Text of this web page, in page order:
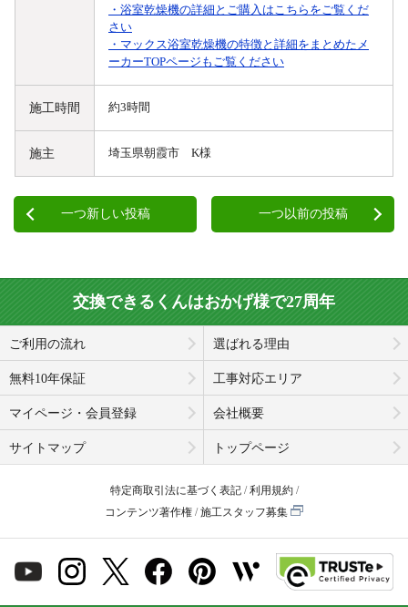
・浴室乾燥機の詳細とご購入はこちらをご覧くだ
さい
・マックス浴室乾燥機の特徴と詳細をまとめたメ
ーカーTOPページもご覧ください
施工時間 約3時間
施主 埼玉県朝霞市 K様
一つ新しい投稿 一つ以前の投稿
交換できるくんはおかげ様で27周年
ご利用の流れ 選ばれる理由
無料10年保証 工事対応エリア
マイページ・会員登録 会社概要
サイトマップ トップページ
特定商取引法に基づく表記
利用規約
コンテンツ著作権
施工スタッフ募集